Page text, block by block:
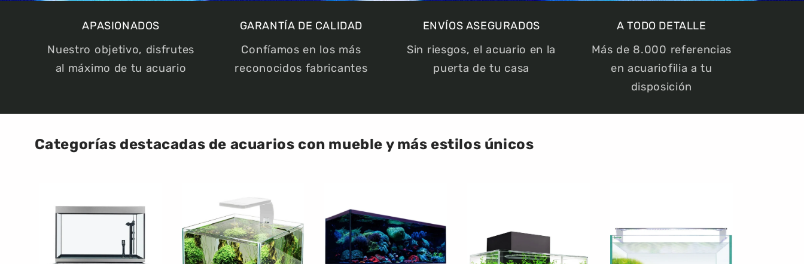
APASIONADOS
Nuestro objetivo, disfrutes
al máximo de tu acuario
GARANTÍA DE CALIDAD
Confíamos en los más
reconocidos fabricantes
ENVÍOS ASEGURADOS
Sin riesgos, el acuario en la
puerta de tu casa
A TODO DETALLE
Más de 8.000 referencias
en acuariofilia a tu
disposición
Categorías destacadas de acuarios con mueble y más estilos únicos